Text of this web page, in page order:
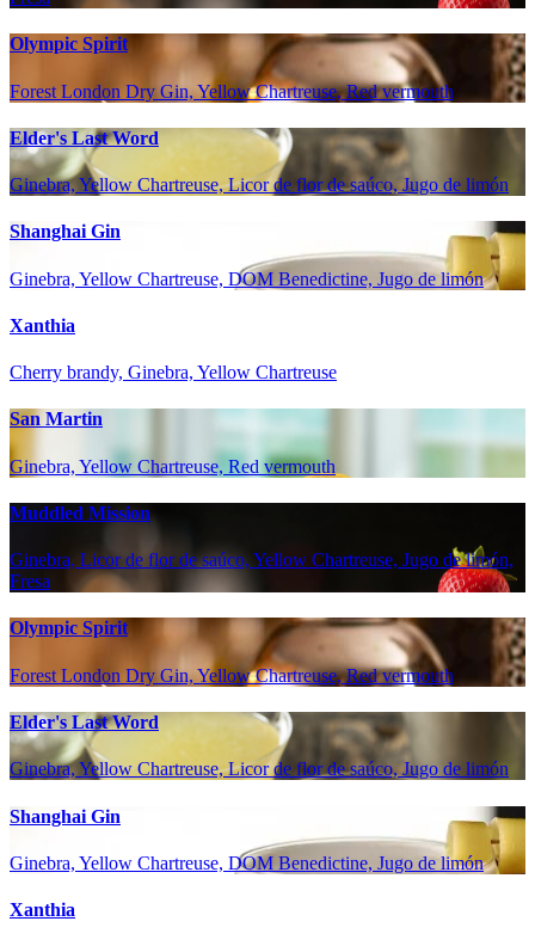
Olympic Spirit
Forest London Dry Gin, Yellow Chartreuse, Red vermouth
Elder's Last Word
Ginebra, Yellow Chartreuse, Licor de flor de saúco, Jugo de limón
Shanghai Gin
Ginebra, Yellow Chartreuse, DOM Benedictine, Jugo de limón
Xanthia
Cherry brandy, Ginebra, Yellow Chartreuse
San Martin
Ginebra, Yellow Chartreuse, Red vermouth
Muddled Mission
Ginebra, Licor de flor de saúco, Yellow Chartreuse, Jugo de limón,
Fresa
Olympic Spirit
Forest London Dry Gin, Yellow Chartreuse, Red vermouth
Elder's Last Word
Ginebra, Yellow Chartreuse, Licor de flor de saúco, Jugo de limón
Shanghai Gin
Ginebra, Yellow Chartreuse, DOM Benedictine, Jugo de limón
Xanthia